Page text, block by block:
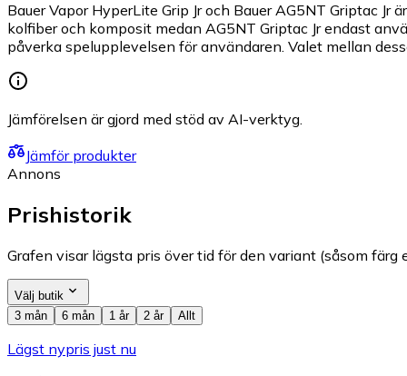
Bauer Vapor HyperLite Grip Jr och Bauer AG5NT Griptac
kolfiber och komposit medan AG5NT Griptac Jr endast
påverka spelupplevelsen för användaren. Valet mellan
Jämförelsen är gjord med stöd av AI-verktyg.
Jämför produkter
Annons
Prishistorik
Grafen visar lägsta pris över tid för den variant (såsom
Välj butik
3 mån
6 mån 1 år 2 år Allt
Lägst nypris just nu